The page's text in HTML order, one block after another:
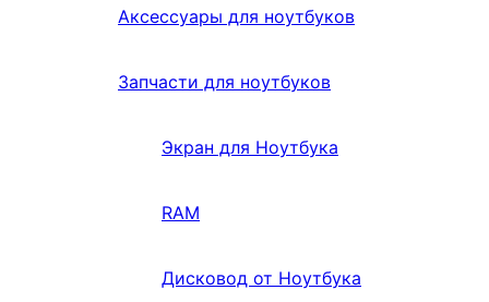
Аксессуары для ноутбуков
Запчасти для ноутбуков
Экран для Ноутбука
RAM
Дисковод от Ноутбука